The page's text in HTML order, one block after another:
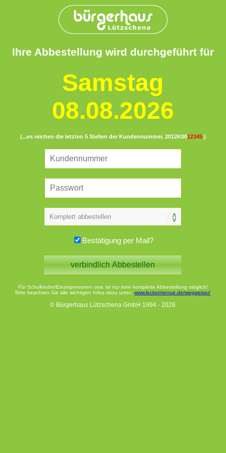
Ihre Abbestellung wird durchgeführt für
Samstag
08.08.2026
(...es reichen die letzten 5 Stellen der Kundennummer, 2012K0012345)
Bestätigung per Mail?
Für Schulkinder/Einzelpersonen usw. ist nur eine komplette Abbestellung möglich!
Bitte beachten Sie alle wichtigen Infos dazu unter:www.leckermenue.de/wegweiser/
© Bürgerhaus Lützschena GmbH 1994 - 2026